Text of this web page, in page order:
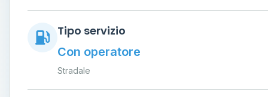
Tipo servizio
Con operatore
Stradale